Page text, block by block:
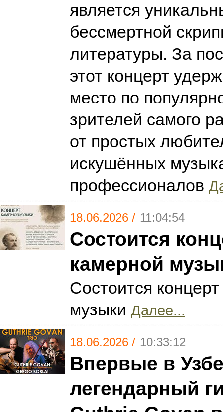
является
бессмертной
литературы. За
этот концерт
место по
зрителей самого
от простых
искушённых
профессионалов
18.06.2026 / 11:04:54
Состоится
камерной
Состоится
музыки Далее...
18.06.2026 / 10:33:12
Впервые в
легендарный